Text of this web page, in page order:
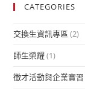
CATEGORIES
交換生資訊專區 (2)
師生榮耀(1)
徵才活動與企業實習